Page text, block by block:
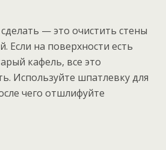
— это очистить стены
Если на поверхности есть
кафель, все это
Используйте шпатлевку для
чего отшлифуйте